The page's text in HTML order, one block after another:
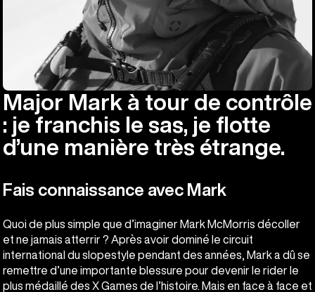
Major Mark à tour de contrôle
: je franchis le sas, je flotte
d’une manière très étrange.
Fais connaissance avec Mark
Quoi de plus simple que d’imaginer Mark McMorris décoller
et ne jamais atterrir ? Après avoir dominé le circuit
international du slopestyle pendant des années, Mark a dû se
remettre d’une importante blessure pour devenir le rider le
plus médaillé des X Games de l’histoire. Mais en face à face et